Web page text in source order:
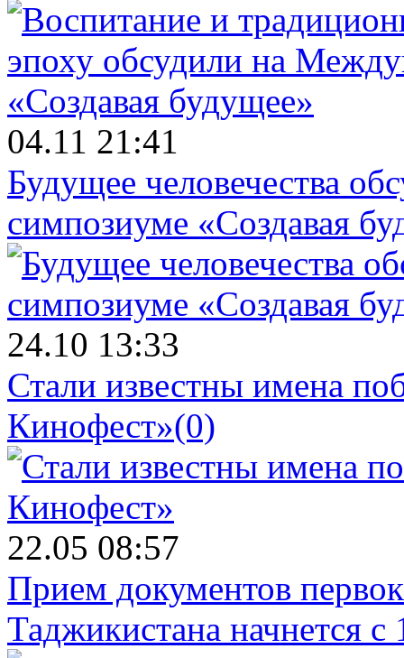
04.11 21:41
Будущее человечества
симпозиуме «Создавая
24.10 13:33
Стали известны имена
Кинофест»(0)
22.05 08:57
Прием документов
Таджикистана начнется с